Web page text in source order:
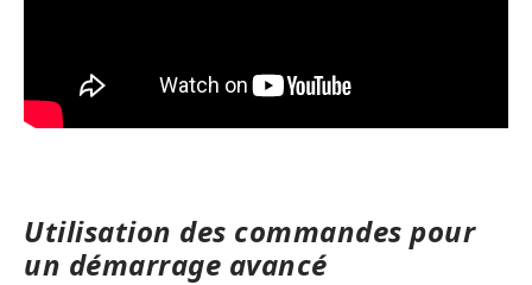
Utilisation des commandes pour
un démarrage avancé